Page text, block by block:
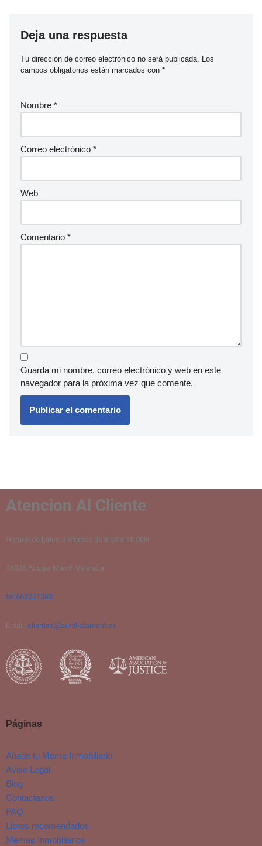
Deja una respuesta
Tu dirección de correo electrónico no será publicada.
Los
campos obligatorios están marcados con *
Nombre *
Correo electrónico *
Web
Comentario *
Guarda mi nombre, correo electrónico y web en este
navegador para la próxima vez que comente.
Atencion Al Cliente
Horario de lunes a Viernes de 8:00 a 18:00H
46026 Ausias March Valencia
tel:662221582
Email: clientes@aureliotamarit.es
Páginas
Añade tu Meme Inmobiliario
Aviso Legal
Blog
Contactanos
FAQ
Libros recomendados
Memes Inmobiliarios